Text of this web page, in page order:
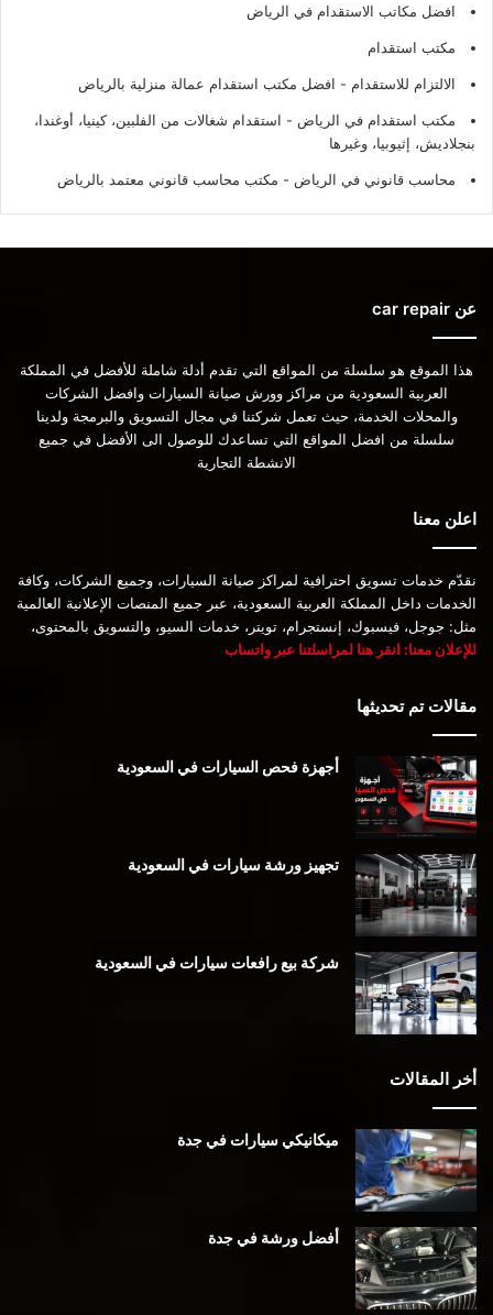
افضل مكاتب الاستقدام في الرياض
مكتب استقدام
الالتزام للاستقدام - افضل مكتب استقدام عمالة منزلية بالرياض
مكتب استقدام في الرياض - استقدام شغالات من الفلبين، كينيا، أوغندا،
بنجلاديش، إثيوبيا، وغيرها
محاسب قانوني في الرياض - مكتب محاسب قانوني معتمد بالرياض
عن car repair
هذا الموقع هو سلسلة من المواقع التي تقدم أدلة شاملة للأفضل في المملكة
العربية السعودية من مراكز وورش صيانة السيارات وافضل الشركات
والمحلات الخدمة، حيث تعمل شركتنا في مجال التسويق والبرمجة ولدينا
سلسلة من افضل المواقع التي تساعدك للوصول الى الأفضل في جميع
الانشطة التجارية
اعلن معنا
نقدّم خدمات تسويق احترافية لمراكز صيانة السيارات، وجميع الشركات، وكافة
الخدمات داخل المملكة العربية السعودية، عبر جميع المنصات الإعلانية العالمية
مثل: جوجل، فيسبوك، إنستجرام، تويتر، خدمات السيو، والتسويق بالمحتوى،
للإعلان معنا: انقر هنا لمراسلتنا عبر واتساب
مقالات تم تحديثها
أجهزة فحص السيارات في السعودية
تجهيز ورشة سيارات في السعودية
شركة بيع رافعات سيارات في السعودية
أخر المقالات
ميكانيكي سيارات في جدة
أفضل ورشة في جدة